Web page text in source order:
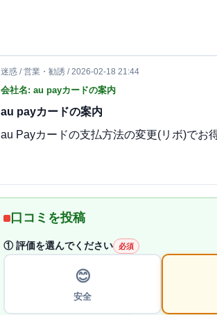
迷惑 / 営業・勧誘 / 2026-02-18 21:44
会社名: au payカードの案内
au payカードの案内
au Payカードの支払方法の変更(リボ)でお
口コミを投稿
① 評価を選んでください 必須
😊
安全